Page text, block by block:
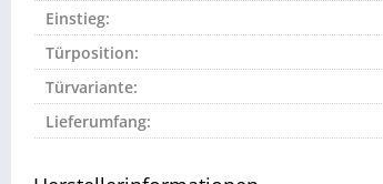
Einstieg:
Türposition:
Türvariante:
Lieferumfang: